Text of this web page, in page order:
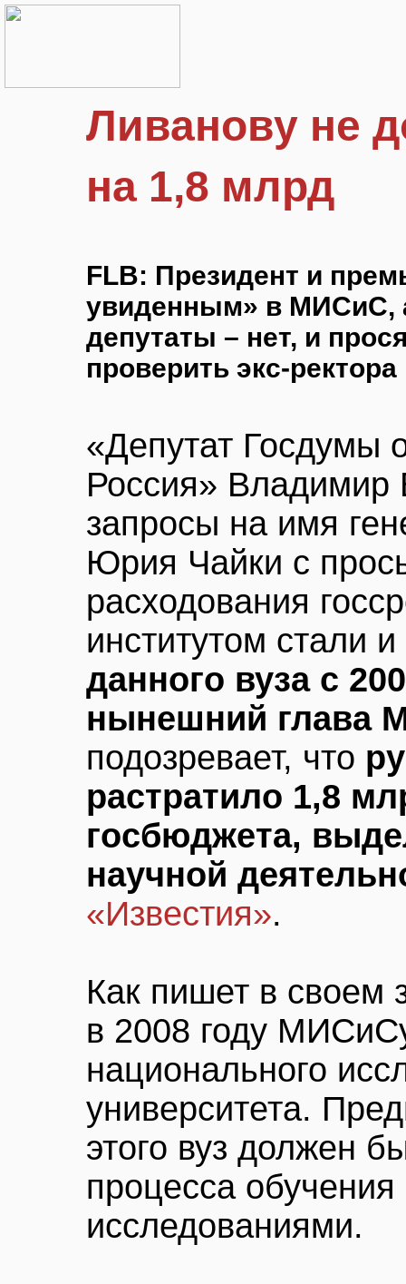
Ливанову не
на 1,8 млрд
FLB: Президент и
увиденным» в МИСиС,
депутаты – нет, и
проверить экс-ректора
«Депутат Госдумы
Россия» Владимир
запросы на имя
Юрия Чайки с
расходования
институтом стали
данного вуза с
нынешний глава
подозревает, что
растратило 1,8
госбюджета,
научной
«Известия».
Как пишет в своем
в 2008 году
национального
университета.
этого вуз должен
процесса
исследованиями.